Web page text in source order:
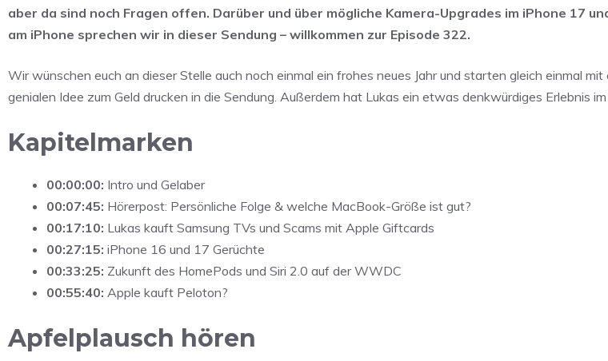
aber da sind noch Fragen offen. Darüber und über mögliche Kamera-Upgrades im iPhone 17
am iPhone sprechen wir in dieser Sendung – willkommen zur Episode 322.
Wir wünschen euch an dieser Stelle auch noch einmal ein frohes neues Jahr und starten gleich einmal
genialen Idee zum Geld drucken in die Sendung. Außerdem hat Lukas ein etwas denkwürdiges Erlebnis
Kapitelmarken
00:00:00: Intro und Gelaber
00:07:45: Hörerpost: Persönliche Folge & welche MacBook-Größe ist gut?
00:17:10: Lukas kauft Samsung TVs und Scams mit Apple Giftcards
00:27:15: iPhone 16 und 17 Gerüchte
00:33:25: Zukunft des HomePods und Siri 2.0 auf der WWDC
00:55:40: Apple kauft Peloton?
Apfelplausch hören